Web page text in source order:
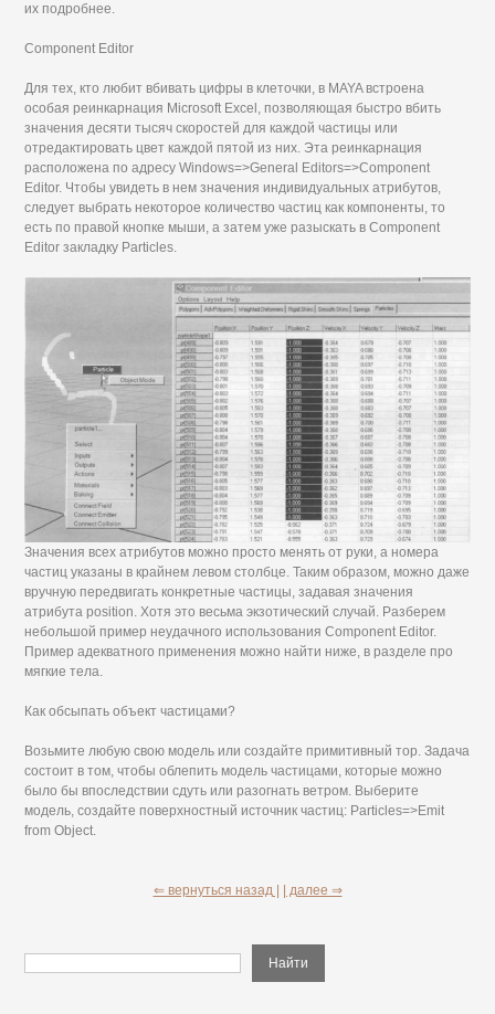
их подробнее.
Component Editor
Для тех, кто любит вбивать цифры в клеточки, в MAYA встроена
особая реинкарнация Microsoft Excel, позволяющая быстро вбить
значения десяти тысяч скоростей для каждой частицы или
отредактировать цвет каждой пятой из них. Эта реинкарнация
расположена по адресу Windows=>General Editors=>Component
Editor. Чтобы увидеть в нем значения индивидуальных атрибутов,
следует выбрать некоторое количество частиц как компоненты, то
есть по правой кнопке мыши, а затем уже разыскать в Component
Editor закладку Particles.
Значения всех атрибутов можно просто менять от руки, а номера
частиц указаны в крайнем левом столбце. Таким образом, можно даже
вручную передвигать конкретные частицы, задавая значения
атрибута position. Хотя это весьма экзотический случай. Разберем
небольшой пример неудачного использования Component Editor.
Пример адекватного применения можно найти ниже, в разделе про
мягкие тела.
Как обсыпать объект частицами?
Возьмите любую свою модель или создайте примитивный тор. Задача
состоит в том, чтобы облепить модель частицами, которые можно
было бы впоследствии сдуть или разогнать ветром. Выберите
модель, создайте поверхностный источник частиц: Particles=>Emit
from Object.
⇐ вернуться назад | | далее ⇒